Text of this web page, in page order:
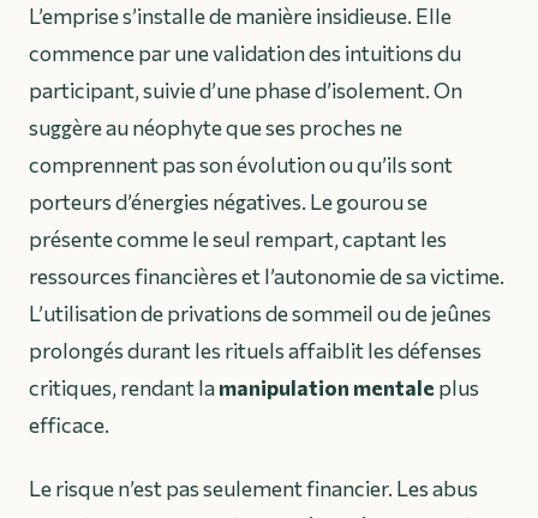
L’emprise s’installe de manière insidieuse. Elle
commence par une validation des intuitions du
participant, suivie d’une phase d’isolement. On
suggère au néophyte que ses proches ne
comprennent pas son évolution ou qu’ils sont
porteurs d’énergies négatives. Le gourou se
présente comme le seul rempart, captant les
ressources financières et l’autonomie de sa victime.
L’utilisation de privations de sommeil ou de jeûnes
prolongés durant les rituels affaiblit les défenses
critiques, rendant lamanipulation mentale plus
efficace.
Le risque n’est pas seulement financier. Les abus